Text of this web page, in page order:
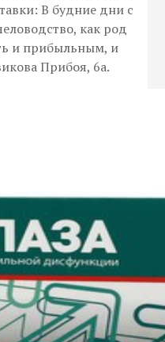
В будние дни с
как род
и прибыльным, и
Прибоя, 6а.